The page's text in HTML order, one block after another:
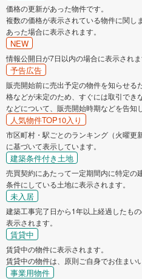
価格の更新があった物件です。
複数の価格が表示されている物件に関し
あった場合に表示されます。
NEW
情報公開日が7日以内の場合に表示されま
予告広告
販売開始前に売出予定の物件を知らせる
格などが未定のため、すぐには取引でき
などについて、販売開始時期などを告知し
人気物件TOP10入り
市区町村・駅ごとのランキング（火曜更
に基づいて表示しています。
建築条件付き土地
売買契約にあたって一定期間内に特定の
条件にしている土地に表示されます。
未入居
建築工事完了日から1年以上経過したも
表示されます。
賃貸中
賃貸中の物件に表示されます。
賃貸中の物件は、原則ご自身でお住まい
事業用物件